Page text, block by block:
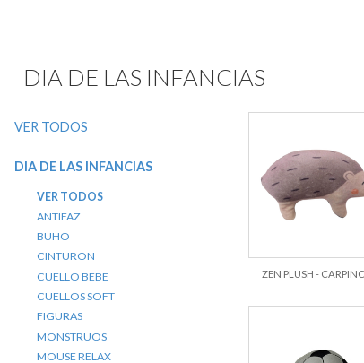
DIA DE LAS INFANCIAS
VER TODOS
DIA DE LAS INFANCIAS
VER TODOS
ANTIFAZ
BUHO
CINTURON
CUELLO BEBE
CUELLOS SOFT
FIGURAS
MONSTRUOS
MOUSE RELAX
ZEN PLUSH -